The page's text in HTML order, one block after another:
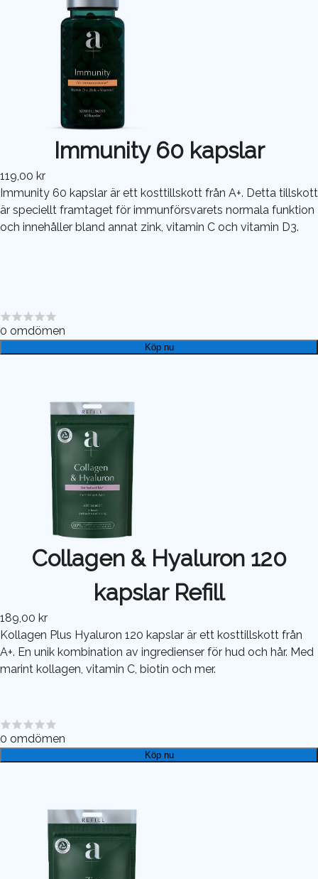
Immunity 60 kapslar
119,00 kr
Immunity 60 kapslar är ett kosttillskott från A+. Detta tillskott
är speciellt framtaget för immunförsvarets normala funktion
och innehåller bland annat zink, vitamin C och vitamin D3.
0 omdömen
Köp nu
Collagen & Hyaluron 120
kapslar Refill
189,00 kr
Kollagen Plus Hyaluron 120 kapslar är ett kosttillskott från
A+. En unik kombination av ingredienser för hud och hår. Med
marint kollagen, vitamin C, biotin och mer.
0 omdömen
Köp nu